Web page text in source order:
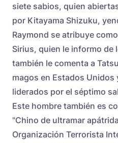
siete sabios, quien
por Kitayama Shizuku,
Raymond se atribuye
Sirius, quien le informo de
también le comenta a
magos en Estados
liderados por el séptimo
Este hombre también es
"Chino de ultramar
Organización Terrorista